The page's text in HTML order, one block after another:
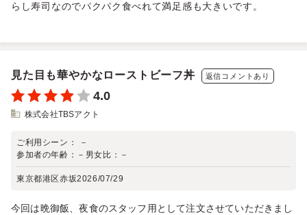
らし寿司なのでパクパク食べれて満足感も大きいです。
見た目も華やかなローストビーフ丼 返信コメントあり
4.0
株式会社TBSアクト
ご利用シーン：
－
参加者の年齢： － 男女比： －
東京都港区赤坂2026/07/29
今回は晩御飯、夜食のスタッフ用として注文させていただきまし